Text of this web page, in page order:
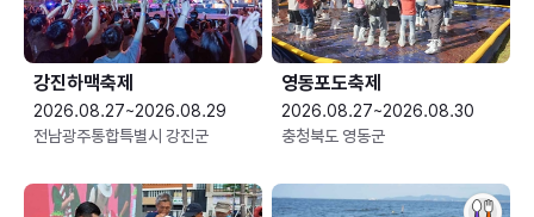
강진하맥축제
2026.08.27~2026.08.29
전남광주통합특별시 강진군
영동포도축제
2026.08.27~2026.08.30
충청북도 영동군